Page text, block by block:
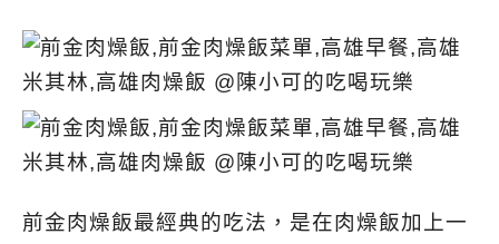
前金肉燥飯最經典的吃法，是在肉燥飯加上一